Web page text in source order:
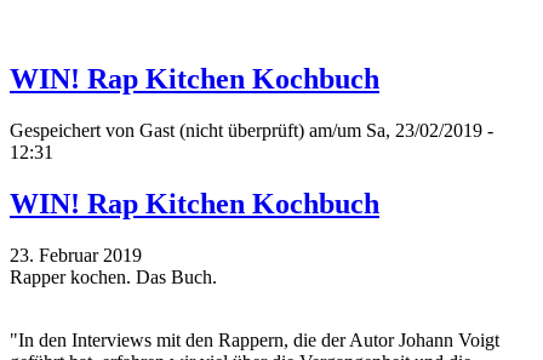
WIN! Rap Kitchen Kochbuch
Gespeichert von Gast (nicht überprüft) am/um Sa, 23/02/2019 -
12:31
WIN! Rap Kitchen Kochbuch
23. Februar 2019
Rapper kochen. Das Buch.
"In den Interviews mit den Rappern, die der Autor Johann Voigt